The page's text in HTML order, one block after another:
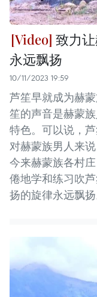
致力
永远飘扬
10/11/2023 19:59
芦笙早就成为赫
笙的声音是赫蒙
特色。可以说，
对赫蒙族男人来
今来赫蒙族各村
倦地学和练习吹
扬的旋律永远飘扬